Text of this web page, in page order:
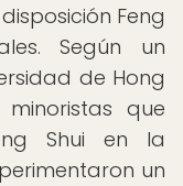
Feng
Según un
de Hong
que
Shui en la
un